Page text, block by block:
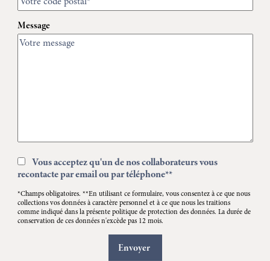
Message
Vous acceptez qu'un de nos collaborateurs vous
recontacte par email ou par téléphone**
*Champs obligatoires. **En utilisant ce formulaire, vous consentez à ce que nous
collections vos données à caractère personnel et à ce que nous les traitions
comme indiqué dans la présente politique de protection des données. La durée de
conservation de ces données n'excède pas 12 mois.